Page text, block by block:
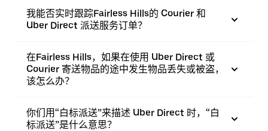
我能否实时跟踪Fairless Hills的 Courier 和
Uber Direct 派送服务订单？
在Fairless Hills，如果在使用 Uber Direct 或
Courier 寄送物品的途中发生物品丢失或被盗，
该怎么办？
你们用“白标派送”来描述 Uber Direct 时，“白
标派送”是什么意思？